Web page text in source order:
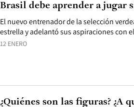
12 ENERO
El nuevo entrenador de la selección
estrella y adelantó sus aspiraciones con
Brasil debe aprender a jugar
¿Quiénes son las figuras? ¿A